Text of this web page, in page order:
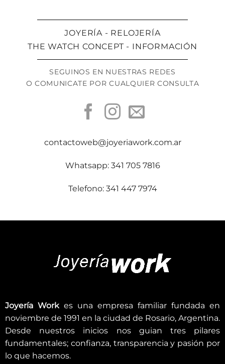
JOYERÍA - RELOJERÍA
THE WATCH CONCEPT - INFORMACIÓN
SEGUINOS EN NUESTRAS REDES
O COMUNICATE POR CUALQUIER CONSULTA
contactoweb@joyeriawork.com.ar
Whatsapp: 341 705 7816
Telefono: 341 447 7974
Joyería Workes una empresa familiar fundada en
noviembre de 1991 en la ciudad de Rosario, Argentina.
Desde nuestros inicios nos guian tres pilares
fundamentales; confianza, transparencia y pasión por
lo que hacemos.